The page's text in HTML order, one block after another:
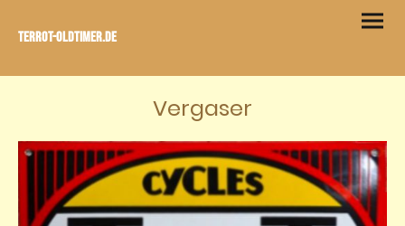
Terrot-Oldtimer.de
Vergaser